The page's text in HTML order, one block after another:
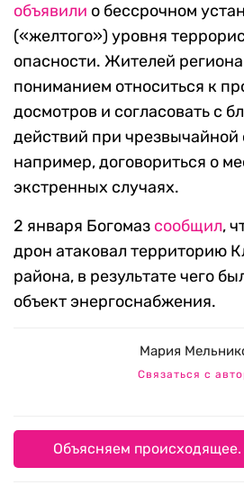
объявили о бессрочном
(«желтого») уровня
опасности. Жителей
пониманием относиться к
досмотров и согласовать с
действий при чрезвычайной
например, договориться о
экстренных случаях.
2 января Богомаз сообщил,
дрон атаковал территорию
района, в результате чего
объект энергоснабжения.
Мария
Связаться с
Объясняем происходящее.